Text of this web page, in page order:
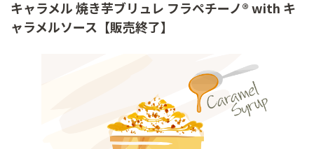
キャラメル 焼き芋ブリュレ フラペチーノ® with キ
ャラメルソース【販売終了】